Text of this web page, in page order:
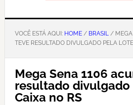
VOCÊ ESTÁ AQUI: HOME/ BRASIL/ MEGA
TEVE RESULTADO DIVULGADO PELA
Mega Sena 1106
resultado divulgado
Caixa no RS